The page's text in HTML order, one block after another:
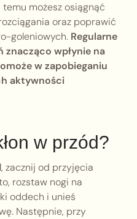
temu możesz osiągnąć
oraz poprawić
goleniowych. Regularne
wpłynie na
w zapobieganiu
aktywności
w przód?
, zacznij od przyjęcia
rozstaw nogi na
oddech i unieś
Następnie, przy